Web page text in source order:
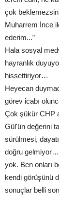
çok
Muharrem İnce
ederim...”
Hala sosyal
hayranlık
hissettiriyor…
Heyecan
görev icabı
Çok şükür CHP
Gül'ün değerini
sürülmesi,
doğru gelmiyor…
yok. Ben onları
kendi görüşünü
sonuçlar belli